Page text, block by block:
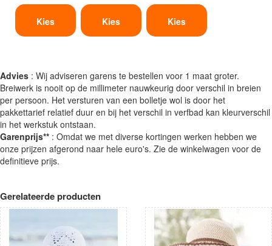
Kies Kies Kies
Advies : Wij adviseren garens te bestellen voor 1 maat groter.
Breiwerk is nooit op de millimeter nauwkeurig door verschil in breien
per persoon. Het versturen van een bolletje wol is door het
pakkettarief relatief duur en bij het verschil in verfbad kan kleurverschil
in het werkstuk ontstaan.
Garenprijs** : Omdat we met diverse kortingen werken hebben we
onze prijzen afgerond naar hele euro's. Zie de winkelwagen voor de
definitieve prijs.
Gerelateerde producten